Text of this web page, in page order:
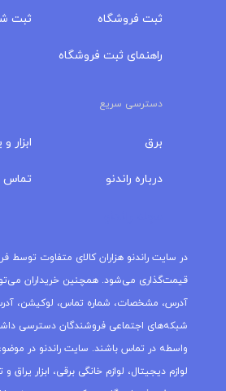
ثبت فروشگاه
راهنمای ثبت فروشگاه
ثبت
دسترسی سریع
برق
درباره‌ راندنو
ابزار
تماس
در سایت راندنو هزاران کالای متفاوت توسط
قیمت‌گذاری می‌شود. همچنین خریداران
آدرس، مشخصات، شماره تماس، لوکیشن،
شبکه‌های اجتماعی فروشندگان دسترسی
واسطه در تماس باشند. سایت راندنو در
لوازم دیجیتال، لوازم خانگی برقی، ابزار یراق و